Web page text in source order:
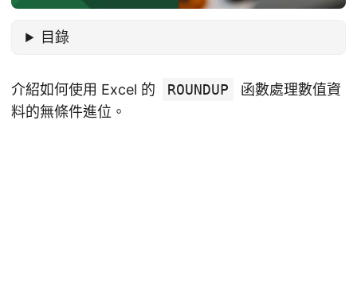
目錄
介紹如何使用 Excel 的 ROUNDUP
函數處理數值資
料的無條件進位。